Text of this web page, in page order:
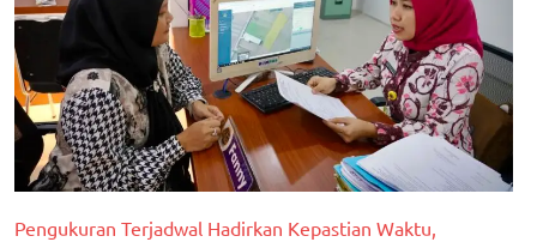
Pengukuran Terjadwal Hadirkan Kepastian Waktu,